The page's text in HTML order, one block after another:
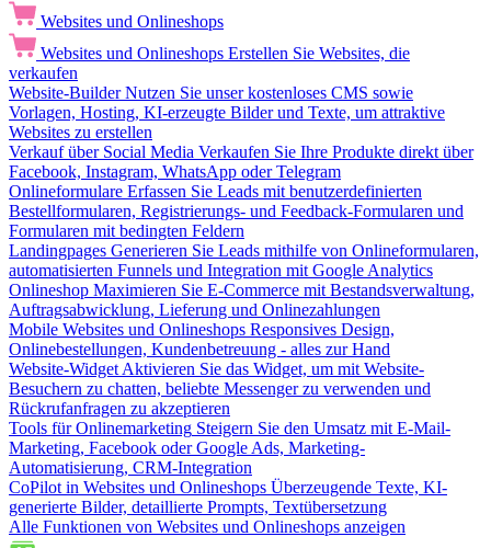
Websites und Onlineshops
Websites und Onlineshops Erstellen Sie Websites, die
verkaufen
Website-Builder Nutzen Sie unser kostenloses CMS sowie
Vorlagen, Hosting, KI-erzeugte Bilder und Texte, um attraktive
Websites zu erstellen
Verkauf über Social Media Verkaufen Sie Ihre Produkte direkt über
Facebook, Instagram, WhatsApp oder Telegram
Onlineformulare Erfassen Sie Leads mit benutzerdefinierten
Bestellformularen, Registrierungs- und Feedback-Formularen und
Formularen mit bedingten Feldern
Landingpages Generieren Sie Leads mithilfe von Onlineformularen,
automatisierten Funnels und Integration mit Google Analytics
Onlineshop Maximieren Sie E-Commerce mit Bestandsverwaltung,
Auftragsabwicklung, Lieferung und Onlinezahlungen
Mobile Websites und Onlineshops Responsives Design,
Onlinebestellungen, Kundenbetreuung - alles zur Hand
Website-Widget Aktivieren Sie das Widget, um mit Website-
Besuchern zu chatten, beliebte Messenger zu verwenden und
Rückrufanfragen zu akzeptieren
Tools für Onlinemarketing Steigern Sie den Umsatz mit E-Mail-
Marketing, Facebook oder Google Ads, Marketing-
Automatisierung, CRM-Integration
CoPilot in Websites und Onlineshops Überzeugende Texte, KI-
generierte Bilder, detaillierte Prompts, Textübersetzung
Alle Funktionen von Websites und Onlineshops anzeigen